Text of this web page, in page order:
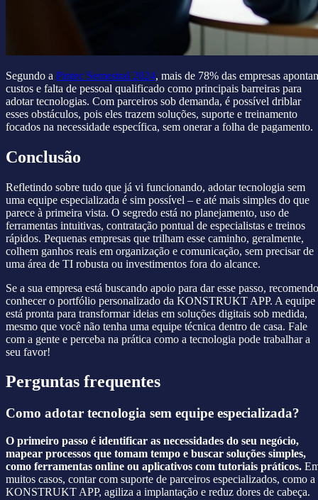
Segundo a Pintec Semestral 2024, mais de 78% das empresas
custos e falta de pessoal qualificado como principais barreiras para
adotar tecnologias. Com parceiros sob demanda, é possível driblar
esses obstáculos, pois eles trazem soluções, suporte e treinamento
focados na necessidade específica, sem onerar a folha de pagamento.
Conclusão
Refletindo sobre tudo que já vi funcionando, adotar tecnologia sem
uma equipe especializada é sim possível – e até mais simples do que
parece à primeira vista. O segredo está no planejamento, uso de
ferramentas intuitivas, contratação pontual de especialistas e treinos
rápidos. Pequenas empresas que trilham esse caminho, geralmente,
colhem ganhos reais em organização e comunicação, sem precisar de
uma área de TI robusta ou investimentos fora do alcance.
Se a sua empresa está buscando apoio para dar esse passo, recomendo
conhecer o portfólio personalizado da KONSTRUKT APP. A equipe
está pronta para transformar ideias em soluções digitais sob medida,
mesmo que você não tenha uma equipe técnica dentro de casa. Fale
com a gente e perceba na prática como a tecnologia pode trabalhar a
seu favor!
Perguntas frequentes
Como adotar tecnologia sem equipe especializada?
O primeiro passo é identificar as necessidades do seu negócio,
mapear processos que tomam tempo e buscar soluções simples,
como ferramentas online ou aplicativos com tutoriais práticos.
muitos casos, contar com suporte de parceiros especializados, como a
KONSTRUKT APP, agiliza a implantação e reduz dores de cabeça.